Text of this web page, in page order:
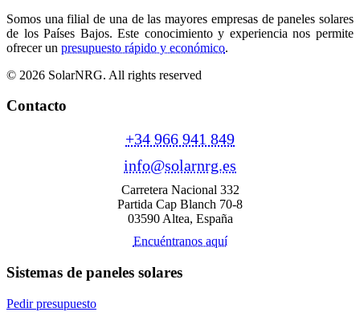
Somos una filial de una de las mayores empresas de paneles solares
de los Países Bajos. Este conocimiento y experiencia nos permite
ofrecer un presupuesto rápido y económico.
© 2026 SolarNRG. All rights reserved
Contacto
+34 966 941 849
info@solarnrg.es
Carretera Nacional 332
Partida Cap Blanch 70-8
03590 Altea, España
Encuéntranos aquí
Sistemas de paneles solares
Pedir presupuesto